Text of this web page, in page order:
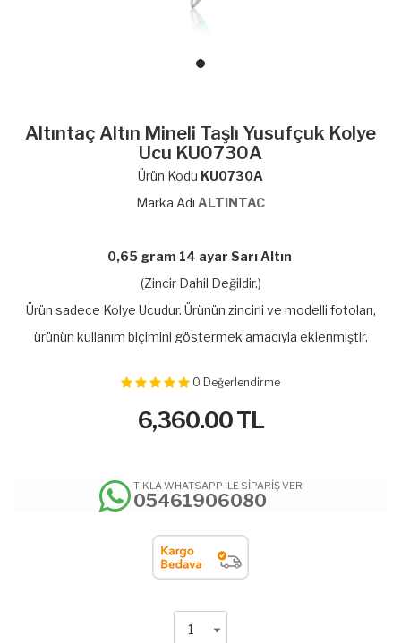
Altıntaç Altın Mineli Taşlı Yusufçuk Kolye
Ucu KU0730A
Ürün Kodu KU0730A
Marka Adı ALTINTAC
0,65 gram 14 ayar Sarı Altın
(Zincir Dahil Değildir.)
Ürün sadece Kolye Ucudur. Ürünün zincirli ve modelli fotoları,
ürünün kullanım biçimini göstermek amacıyla eklenmiştir.
0 Değerlendirme
6,360.00TL
TIKLA WHATSAPP İLE SİPARİŞ VER
05461906080